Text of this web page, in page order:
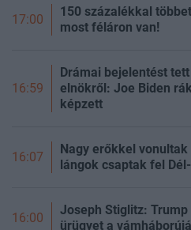
17:00
150 százalékkal
most féláron van!
16:59
Drámai bejelentést
elnökről: Joe Biden
képzett
16:07
Nagy erőkkel
lángok csaptak fel
16:00
Joseph Stiglitz:
ürügyet a